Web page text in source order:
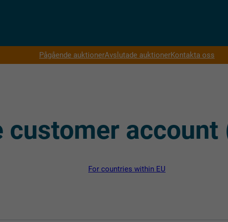
Pågående auktionerAvslutade auktionerKontakta oss
customer account
For countries within EU